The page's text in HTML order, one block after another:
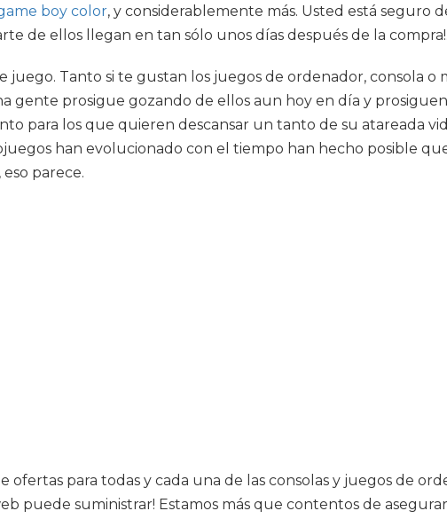
boy color, y considerablemente más. Usted está seguro
de ellos llegan en tan sólo unos días después de la compra!.
Tanto si te gustan los juegos de ordenador, consola
gente prosigue gozando de ellos aun hoy en día y
para los que quieren descansar un tanto de su atareada
han evolucionado con el tiempo han hecho posible
parece.
para todas y cada una de las consolas y juegos de
puede suministrar! Estamos más que contentos de